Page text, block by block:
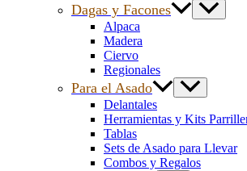
Dagas y Facones
Alpaca
Madera
Ciervo
Regionales
Para el Asado
Delantales
Herramientas y Kits
Tablas
Sets de Asado para Llevar
Combos y Regalos